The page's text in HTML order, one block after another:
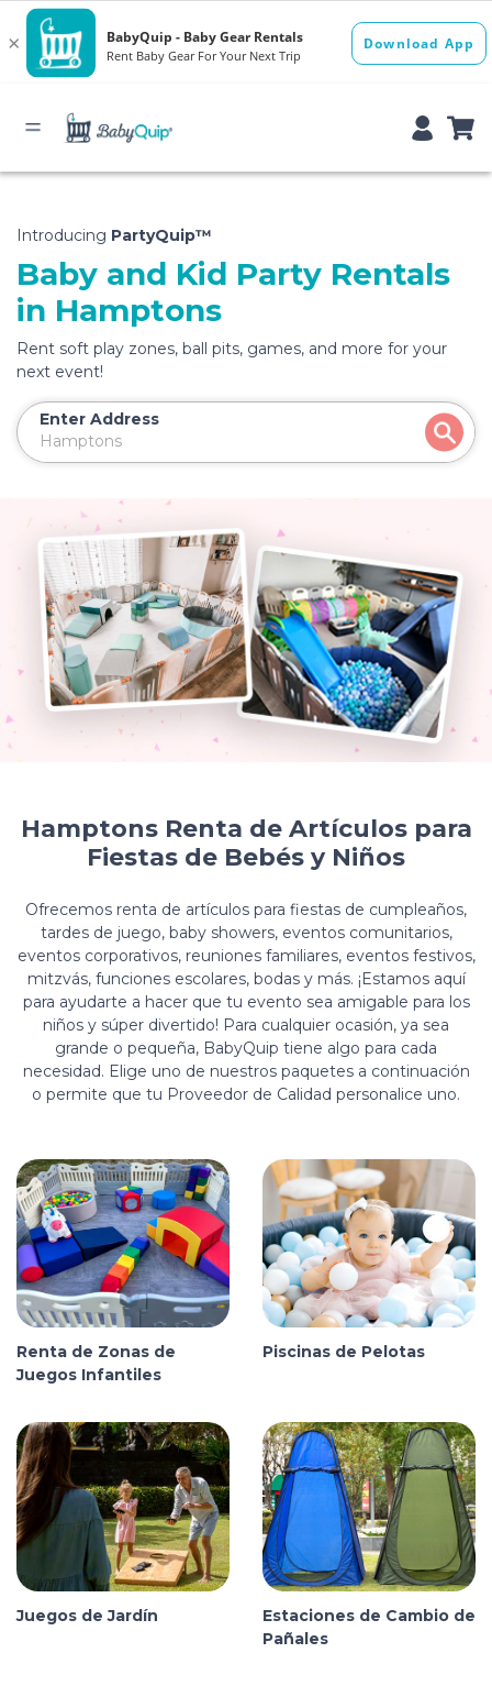
Introducing PartyQuip™
Baby and Kid Party Rentals
in Hamptons
Rent soft play zones, ball pits, games, and more for your
next event!
Enter Address
Hamptons Renta de Artículos para
Fiestas de Bebés y Niños
Ofrecemos renta de artículos para fiestas de cumpleaños,
tardes de juego, baby showers, eventos comunitarios,
eventos corporativos, reuniones familiares, eventos festivos,
mitzvás, funciones escolares, bodas y más. ¡Estamos aquí
para ayudarte a hacer que tu evento sea amigable para los
niños y súper divertido! Para cualquier ocasión, ya sea
grande o pequeña, BabyQuip tiene algo para cada
necesidad. Elige uno de nuestros paquetes a continuación
o permite que tu Proveedor de Calidad personalice uno.
Renta de Zonas de
Juegos Infantiles
Piscinas de Pelotas
Juegos de Jardín
Estaciones de Cambio de
Pañales